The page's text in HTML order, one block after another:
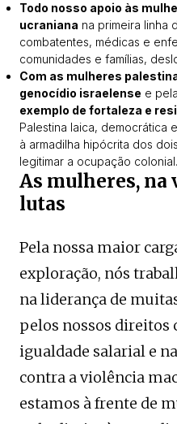
Todo nosso apoio às
ucraniana na primeira linha
combatentes, médicas e
comunidades e famílias,
Com as mulheres
genocídio israelense e
exemplo de fortaleza e
Palestina laica, democrática
à armadilha hipócrita dos
legitimar a ocupação colonial.
As mulheres, na
lutas
Pela nossa maior
exploração, nós
na liderança de
pelos nossos direitos
igualdade salarial e
contra a violência
estamos à frente de